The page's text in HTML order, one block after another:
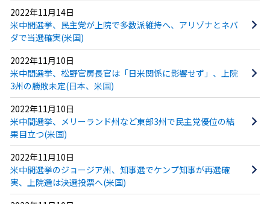
2022年11月14日
米中間選挙、民主党が上院で多数派維持へ、アリゾナとネバ
ダで当選確実(米国)
2022年11月10日
米中間選挙、松野官房長官は「日米関係に影響せず」、上院
3州の勝敗未定(日本、米国)
2022年11月10日
米中間選挙、メリーランド州など東部3州で民主党優位の結
果目立つ(米国)
2022年11月10日
米中間選挙のジョージア州、知事選でケンプ知事が再選確
実、上院選は決選投票へ(米国)